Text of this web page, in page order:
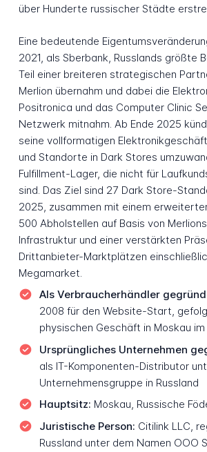
über Hunderte russischer Städte
Eine bedeutende
2021, als Sberbank, Russlands größte
Teil einer breiteren strategischen
Merlion übernahm und dabei die
Positronica und das Computer Clinic
Netzwerk mitnahm. Ab Ende 2025
seine vollformatigen
und Standorte in Dark Stores
Fulfillment-Lager, die nicht für
sind. Das Ziel sind 27 Dark Store-
2025, zusammen mit einem
500 Abholstellen auf Basis von
Infrastruktur und einer verstärkten
Drittanbieter-Marktplätzen
Megamarket.
Als Verbraucherhändler
2008 für den Website-Start,
physischen Geschäft in Moskau
Ursprüngliches Unternehmen
als IT-Komponenten-Distributor
Unternehmensgruppe in Russland
Hauptsitz: Moskau, Russische
Juristische Person: Citilink LLC,
Russland unter dem Namen OOO